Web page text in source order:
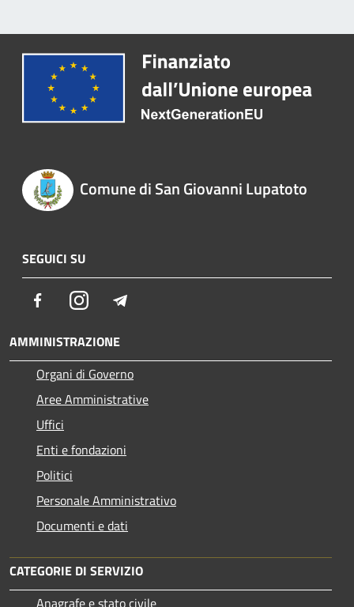
Comune di San Giovanni Lupatoto
SEGUICI SU
FacebookInstagram
AMMINISTRAZIONE
Organi di Governo
Aree Amministrative
Uffici
Enti e fondazioni
Politici
Personale Amministrativo
Documenti e dati
CATEGORIE DI SERVIZIO
Anagrafe e stato civile